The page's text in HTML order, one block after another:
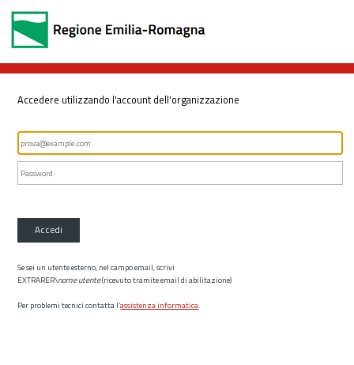
Accedere utilizzando l'account dell'organizzazione
Accedi
Se sei un utente esterno, nel campo email, scrivi
EXTRARER\nome utente(ricevuto tramite email di abilitazione)
Per problemi tecnici contatta l’assistenza informatica.